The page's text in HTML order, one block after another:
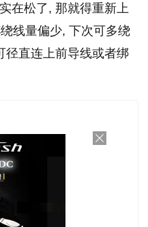
在松了, 那就得重新上
线量偏少, 下次可多绕
径直连上前导线或者绑